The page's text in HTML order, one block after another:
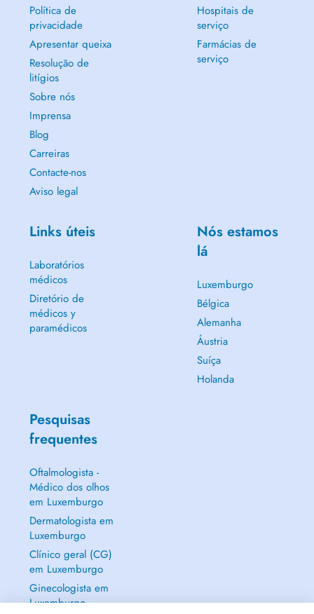
Política de
privacidade
Apresentar queixa
Resolução de
litígios
Sobre nós
Imprensa
Blog
Carreiras
Contacte-nos
Aviso legal
Hospitais de
serviço
Farmácias de
serviço
Links úteis
Laboratórios
médicos
Diretório de
médicos y
paramédicos
Nós estamos
lá
Luxemburgo
Bélgica
Alemanha
Áustria
Suíça
Holanda
Pesquisas
frequentes
Oftalmologista -
Médico dos olhos
em Luxemburgo
Dermatologista em
Luxemburgo
Clínico geral (CG)
em Luxemburgo
Ginecologista em
Luxemburgo